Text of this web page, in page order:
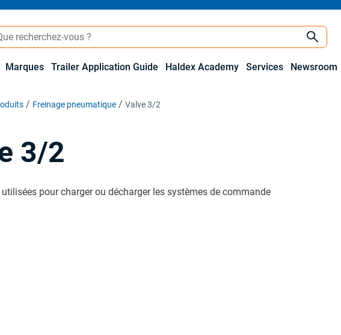
Marques Trailer Application Guide Haldex Academy Services Newsroom
Freinage pneumatique Valve 3/2
3/2
pour charger ou décharger les systèmes de commande